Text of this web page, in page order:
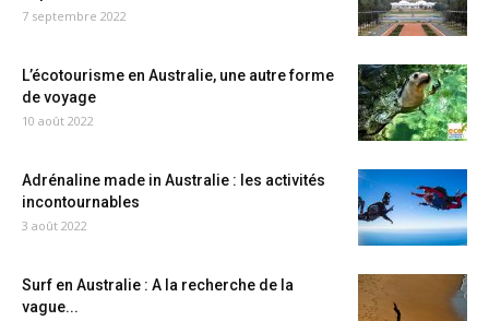
7 septembre 2022
L’écotourisme en Australie, une autre forme
de voyage
10 août 2022
Adrénaline made in Australie : les activités
incontournables
3 août 2022
Surf en Australie : A la recherche de la
vague...